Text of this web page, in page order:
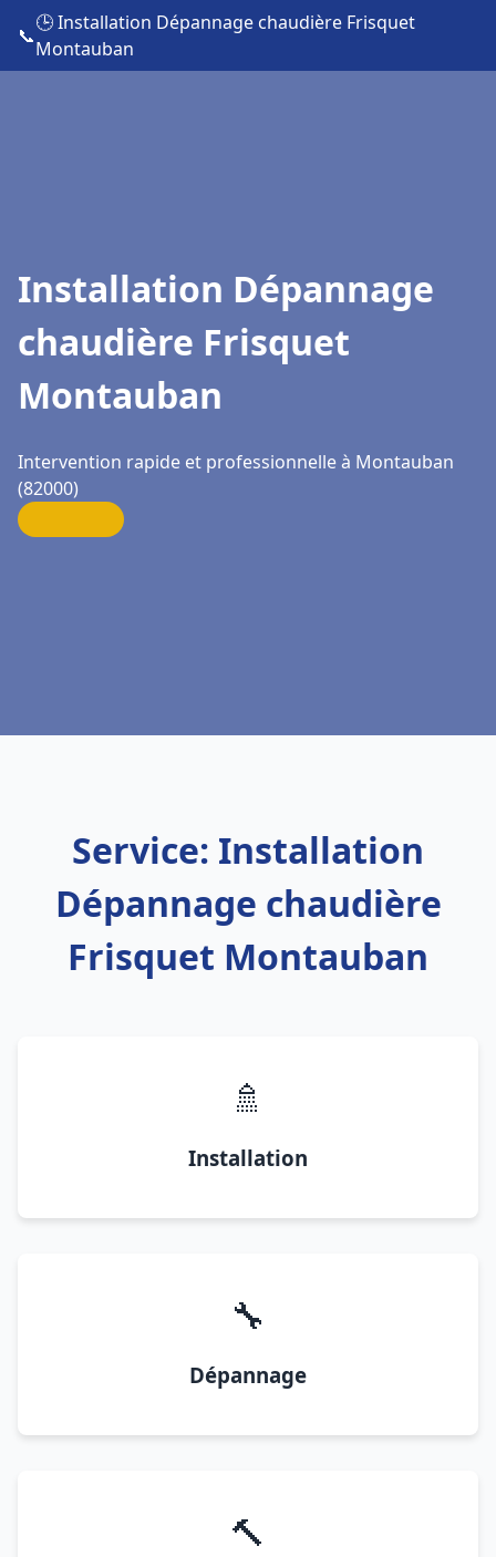
📞
🕒 Installation Dépannage chaudière Frisquet
Montauban
Installation Dépannage
chaudière Frisquet
Montauban
Intervention rapide et professionnelle à Montauban
(82000)
Service: Installation
Dépannage chaudière
Frisquet Montauban
🚿
Installation
🔧
Dépannage
🔨